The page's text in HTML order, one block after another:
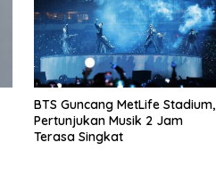
BTS Guncang MetLife Stadium,
Pertunjukan Musik 2 Jam
Terasa Singkat